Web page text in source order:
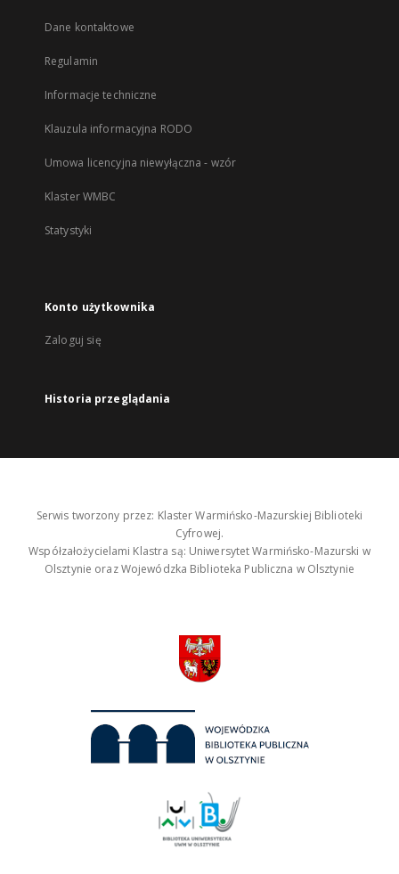
Dane kontaktowe
Regulamin
Informacje techniczne
Klauzula informacyjna RODO
Umowa licencyjna niewyłączna - wzór
Klaster WMBC
Statystyki
Konto użytkownika
Zaloguj się
Historia przeglądania
Serwis tworzony przez: Klaster Warmińsko-Mazurskiej Biblioteki
Cyfrowej.
Współzałożycielami Klastra są: Uniwersytet Warmińsko-Mazurski w
Olsztynie oraz Wojewódzka Biblioteka Publiczna w Olsztynie